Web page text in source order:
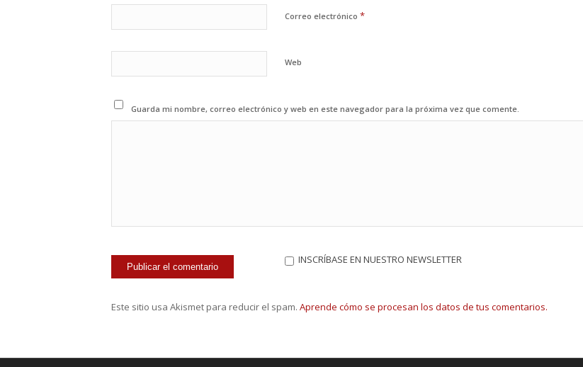
Correo electrónico *
Web
Guarda mi nombre, correo electrónico y web en este navegador para la próxima vez que comente.
INSCRÍBASE EN NUESTRO NEWSLETTER
Este sitio usa Akismet para reducir el spam. Aprende cómo se procesan los datos de tus comentarios.